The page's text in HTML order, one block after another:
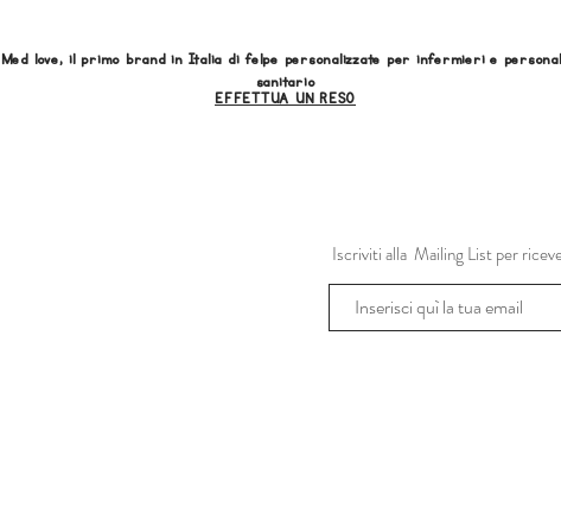
Med love, il primo brand in Italia di felpe personalizzate per infermieri e
sanitario
EFFETTUA UN RESO
Iscriviti alla Mailing List per